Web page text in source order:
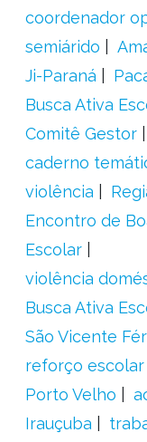
coordenador
semiárido
Ji-Paraná
Busca Ativa
Comitê Gestor
caderno
violência
Encontro de
Escolar
violência
Busca Ativa
São Vicente
reforço escolar
Porto Velho
Irauçuba